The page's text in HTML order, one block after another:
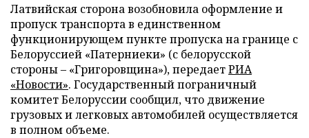
Латвийская сторона возобновила оформление и
пропуск транспорта в единственном
функционирующем пункте пропуска на границе с
Белоруссией «Патерниеки» (с белорусской
стороны – «Григоровщина»), передаетРИА
«Новости». Государственный пограничный
комитет Белоруссии сообщил, что движение
грузовых и легковых автомобилей осуществляется
в полном объеме.